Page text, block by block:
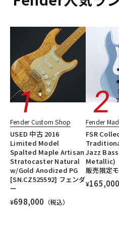
管楽器
アンプ
DTM オンライン納品
配信/ライブ機器
Fender Made in Japanのカテゴリ
エレキギター/#Traditional
エレキギター/#Traditional Mustang
エレキギター/#Traditional
エレキギター/#Traditional Jaguar
エレキギター/#Hybrid II Telecaster
エレキギター/#Hybrid II
エレキギター/#Hybrid II
エレキギター/#Heritage Telecaster
エレキギター/#Heritage
ベース/#Traditional Precision Bass
ベース/#Traditional Jazz Bass
ベース/#Heritage Jazz Bass
ユ
Fender Custom Shop
USED 中古 2016
Limited Model
Spalted Maple Artisan
Stratocaster Natural
w/Gold Anodized PG
[SN.CZ525592] フェンダ
ー
¥698,000 （税込）
Fender
FSR
Jazz
Metallic)
販売限定モ
¥165,000